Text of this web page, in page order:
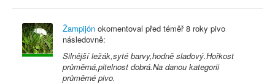
Žampijón okomentoval před téměř 8 roky pivo
následovně:
Silnější ležák,syté barvy,hodně sladový.Hořkost
průměrná,pitelnost dobrá.Na danou kategorii
průměrné pivo.